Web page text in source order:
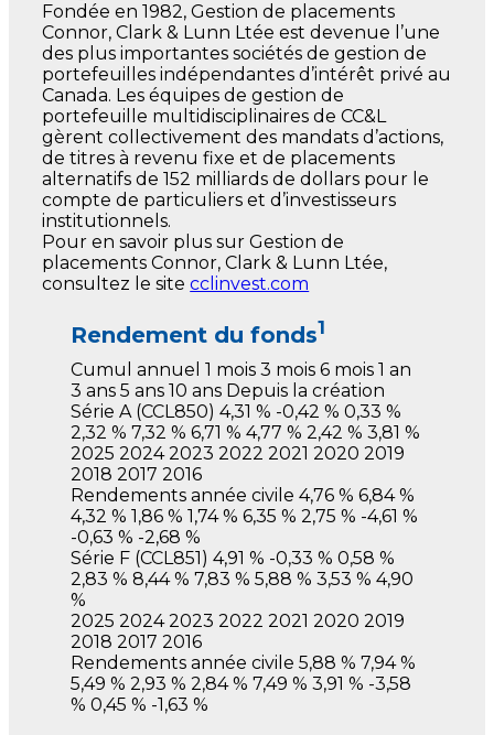
Fondée en 1982, Gestion de placements
Connor, Clark & Lunn Ltée est devenue l’une
des plus importantes sociétés de gestion de
portefeuilles indépendantes d’intérêt privé au
Canada. Les équipes de gestion de
portefeuille multidisciplinaires de CC&L
gèrent collectivement des mandats d’actions,
de titres à revenu fixe et de placements
alternatifs de 152 milliards de dollars pour le
compte de particuliers et d’investisseurs
institutionnels.
Pour en savoir plus sur Gestion de
placements Connor, Clark & Lunn Ltée,
consultez le sitecclinvest.com
Rendement du fonds1
Cumulannuel 1 mois 3 mois 6 mois 1 an
3 ans 5 ans 10 ans Depuis la création
Série A (CCL850) 4,31 % -0,42 % 0,33 %
2,32 % 7,32 % 6,71 % 4,77 % 2,42 % 3,81 %
2025 2024 2023 2022 2021 2020 2019
2018 2017 2016
Rendements année civile 4,76 %6,84 %
4,32 %1,86 %1,74 %6,35 %2,75 % -4,61 %
-0,63 % -2,68 %
Série F (CCL851) 4,91 % -0,33 % 0,58 %
2,83 % 8,44 % 7,83 % 5,88 % 3,53 % 4,90
%
2025 2024 2023 2022 2021 2020 2019
2018 2017 2016
Rendements année civile 5,88 %7,94 %
5,49 %2,93 %2,84 %7,49 %3,91 % -3,58
%0,45 % -1,63 %